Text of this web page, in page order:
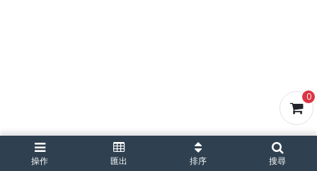
0
操作 匯出 排序 搜尋